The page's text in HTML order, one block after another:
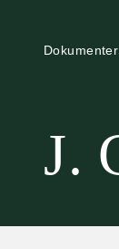
Dokumenter
J.